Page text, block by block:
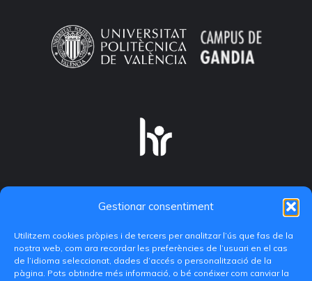
Gestionar consentiment
Utilitzem cookies pròpies i de tercers per analitzar l’ús que fas de la
nostra web, com ara recordar les preferències de l’usuari en el cas
de l’idioma seleccionat, dades d’accés o personalització de la
pàgina. Pots obtindre més informació, o bé conéixer com canviar la